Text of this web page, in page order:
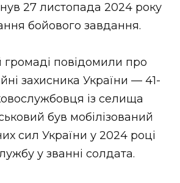
(відеоверсія)
НОВИНИ
УКРАЇНИ
27 листопада 2024 року
бойового завдання.
громаді повідомили про
захисника України — 41-
із селища
був мобілізований
сил України у 2024 році
у званні солдата.